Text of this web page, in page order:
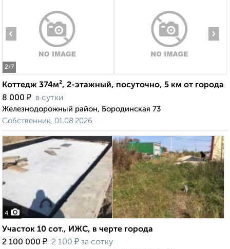
2/7
‹ ›
Коттедж 374м², 2-этажный, посуточно, 5 км от города
8 000 ₽ в сутки
Железнодорожный район, Бородинская 73
Собственник, 01.08.2026
4
Участок 10 сот., ИЖС, в черте города
2 100 000 ₽ 2 100 ₽ за сотку